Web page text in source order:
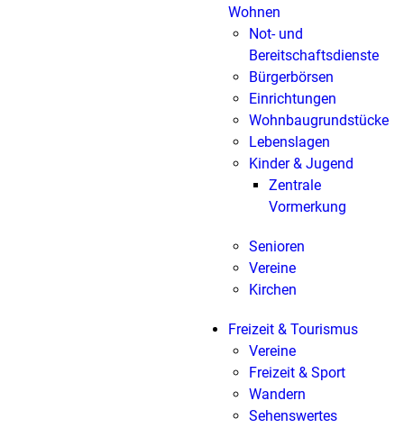
Wohnen
Not- und
Bereitschaftsdienste
Bürgerbörsen
Einrichtungen
Wohnbaugrundstücke
Lebenslagen
Kinder & Jugend
Zentrale
Vormerkung
Senioren
Vereine
Kirchen
Freizeit & Tourismus
Vereine
Freizeit & Sport
Wandern
Sehenswertes